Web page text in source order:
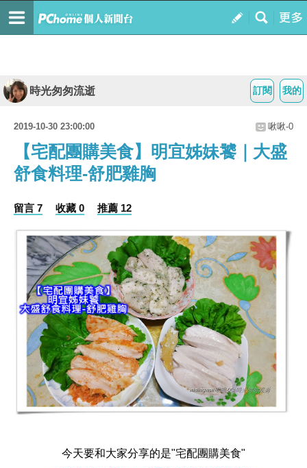
我的
訂閱
時光匆匆流逝
2019-10-30 23:00:00 啾啾-0
【宅配團購美食】明宜姊妹饕｜大盛
舒食料理-舒肥雞胸
留言 7 收藏 0 推薦 12
今天要和大家分享的是"宅配團購美食"